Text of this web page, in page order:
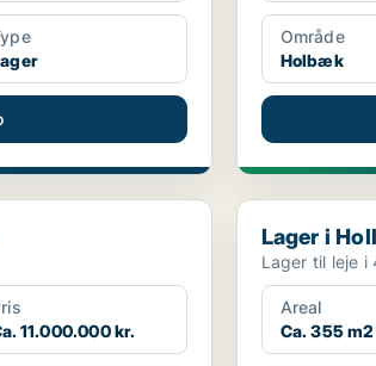
Område
Holbæk
11.000.000 kr.
Lager i Holbæk
Lager i
Lager til leje
Areal
Ca. 355 m2